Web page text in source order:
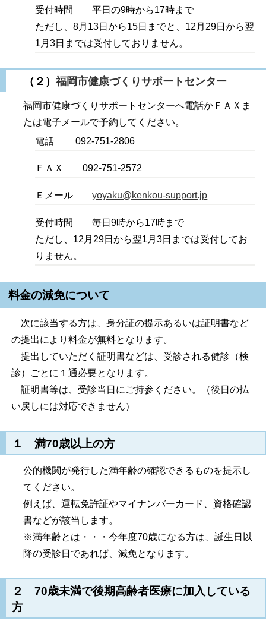
受付時間 平日の9時から17時まで
ただし、8月13日から15日までと、12月29日から翌
1月3日までは受付しておりません。
（２） 福岡市健康づくりサポートセンター
福岡市健康づくりサポートセンターへ電話かＦＡＸま
たは電子メールで予約してください。
電話 092-751-2806
ＦＡＸ 092-751-2572
Ｅメールyoyaku@kenkou-support.jp
受付時間 毎日9時から17時まで
ただし、12月29日から翌1月3日までは受付してお
りません。
料金の減免について
次に該当する方は、身分証の提示あるいは証明書など
の提出により料金が無料となります。
提出していただく証明書などは、受診される健診（検
診）ごとに１通必要となります。
証明書等は、受診当日にご持参ください。（後日の払
い戻しには対応できません）
１ 満70歳以上の方
公的機関が発行した満年齢の確認できるものを提示し
てください。
例えば、運転免許証やマイナンバーカード、資格確認
書などが該当します。
※満年齢とは・・・今年度70歳になる方は、誕生日以
降の受診日であれば、減免となります。
２ 70歳未満で後期高齢者医療に加入している
方